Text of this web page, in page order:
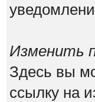
Изменить
Здесь вы
ссылку на